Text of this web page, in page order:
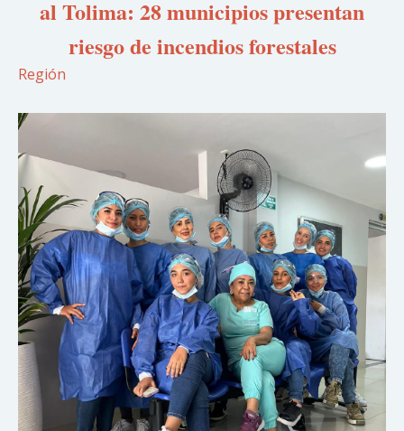
al Tolima: 28 municipios presentan
riesgo de incendios forestales
Región